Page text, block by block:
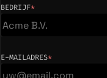
BEDRIJF*
(vereist)
E-MAILADRES*
(vereist)